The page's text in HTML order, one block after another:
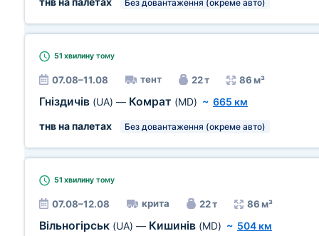
Без довантаження (окреме авто)
51 хвилину тому
07.08–11.08 тент 22 т 86 м³
Гніздичів (UA) — Комрат (MD) ~ 665 км
тнв на палетах
Без довантаження (окреме авто)
51 хвилину тому
07.08–12.08 крита 22 т 86 м³
Вільногірськ (UA) — Кишинів (MD) ~ 504 км